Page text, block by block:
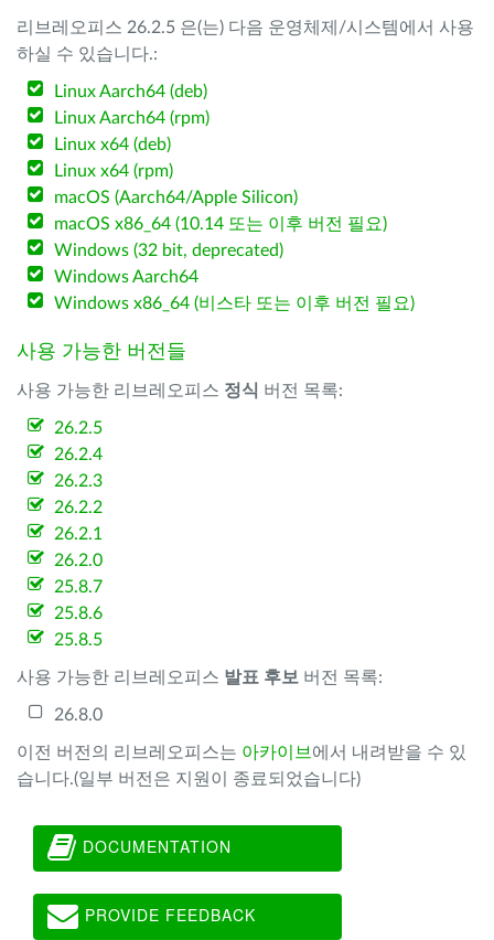
리브레오피스 26.2.5 은(는) 다음 운영체제/시스템에서 사용
하실 수 있습니다.:
Linux Aarch64 (deb)
Linux Aarch64 (rpm)
Linux x64 (deb)
Linux x64 (rpm)
macOS (Aarch64/Apple Silicon)
macOS x86_64 (10.14 또는 이후 버전 필요)
Windows (32 bit, deprecated)
Windows Aarch64
Windows x86_64 (비스타 또는 이후 버전 필요)
사용 가능한 버전들
사용 가능한 리브레오피스 정식 버전 목록:
26.2.5
26.2.4
26.2.3
26.2.2
26.2.1
26.2.0
25.8.7
25.8.6
25.8.5
사용 가능한 리브레오피스 발표 후보 버전 목록:
26.8.0
이전 버전의 리브레오피스는 아카이브 에서 내려받을 수 있
습니다.(일부 버전은 지원이 종료되었습니다)
DOCUMENTATION
PROVIDE FEEDBACK